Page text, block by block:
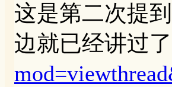
这是第二次提
边就已经讲过